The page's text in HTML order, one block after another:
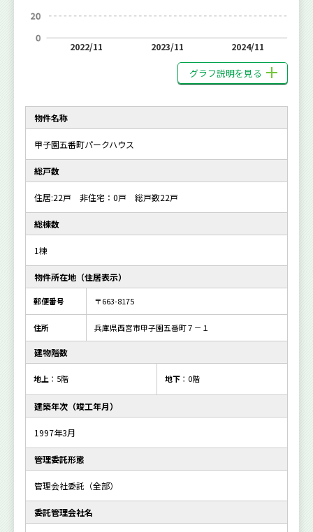
2022/11 2023/11 2024/11
グラフ説明を見る
物件名称
甲子園五番町パークハウス
総戸数
住居:22戸 非住宅：0戸 総戸数22戸
総棟数
1棟
物件所在地（住居表示）
郵便番号 〒663-8175
住所 兵庫県西宮市甲子園五番町７－１
建物階数
地上 ：5階 地下：0階
建築年次（竣工年月）
1997年3月
管理委託形態
管理会社委託（全部）
委託管理会社名